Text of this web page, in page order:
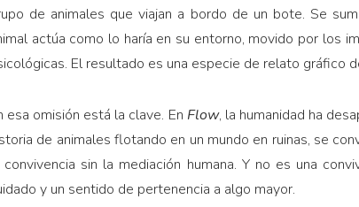
de animales que viajan a bordo de un bote. Se
actúa como lo haría en su entorno, movido por los
El resultado es una especie de relato gráfico
esa omisión está la clave. En Flow, la humanidad ha
de animales flotando en un mundo en ruinas, se
convivencia sin la mediación humana. Y no es una
y un sentido de pertenencia a algo mayor.